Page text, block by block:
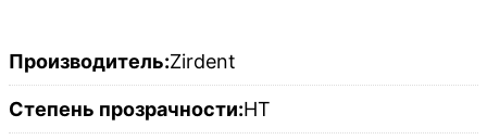
Производитель:Zirdent
Степень прозрачности:HT